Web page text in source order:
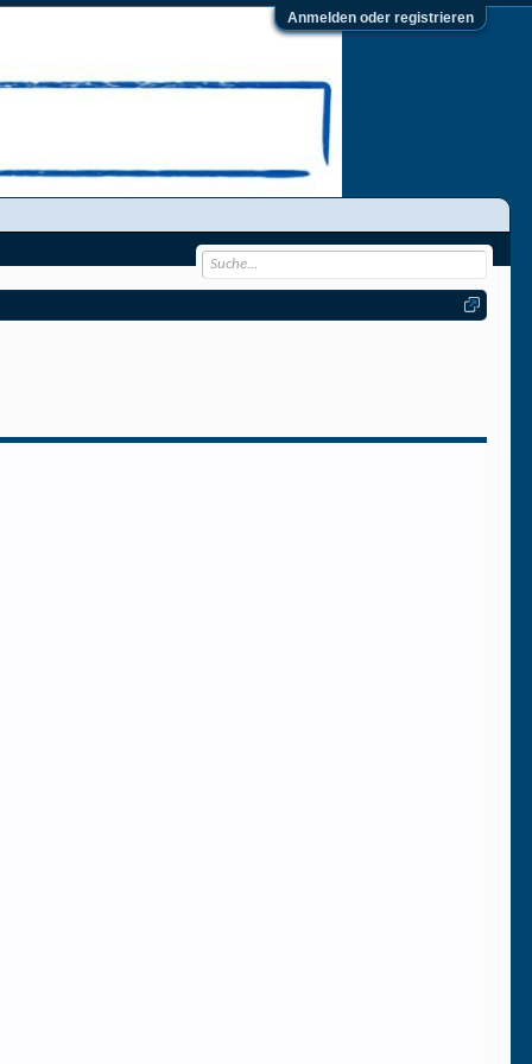
Anmelden oder registrieren